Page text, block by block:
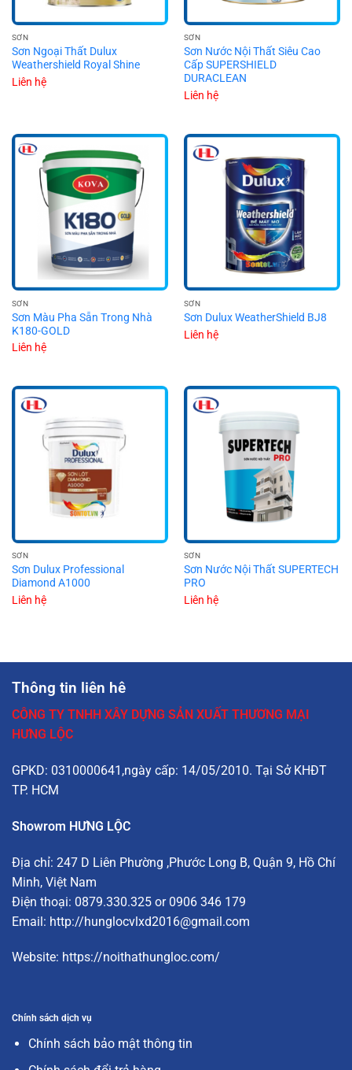
SƠN
Sơn Ngoại Thất Dulux
Weathershield Royal Shine
Liên hệ
SƠN
Sơn Nước Nội Thất Siêu Cao
Cấp SUPERSHIELD
DURACLEAN
Liên hệ
SƠN
Sơn Màu Pha Sẵn Trong Nhà
K180-GOLD
Liên hệ
SƠN
Sơn Dulux WeatherShield BJ8
Liên hệ
SƠN
Sơn Dulux Professional
Diamond A1000
Liên hệ
SƠN
Sơn Nước Nội Thất SUPERTECH
PRO
Liên hệ
Thông tin liên hê
CÔNG TY TNHH XÂY DỰNG SẢN XUẤT THƯƠNG MẠI
HƯNG LỘC
GPKD: 0310000641,ngày cấp: 14/05/2010. Tại Sở KHĐT
TP. HCM
Showrom HƯNG LỘC
Địa chỉ: 247 D Liên Phường ,Phước Long B, Quận 9, Hồ Chí
Minh, Việt Nam
Điện thoại: 0879.330.325 or 0906 346 179
Email: http://hunglocvlxd2016@gmail.com
Website: https://noithathungloc.com/
Chính sách dịch vụ
Chính sách bảo mật thông tin